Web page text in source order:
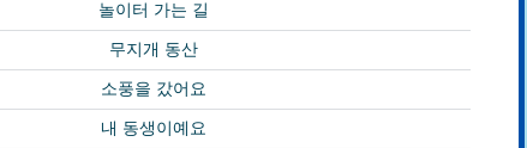
놀이터 가는 길
무지개 동산
소풍을 갔어요
내 동생이예요